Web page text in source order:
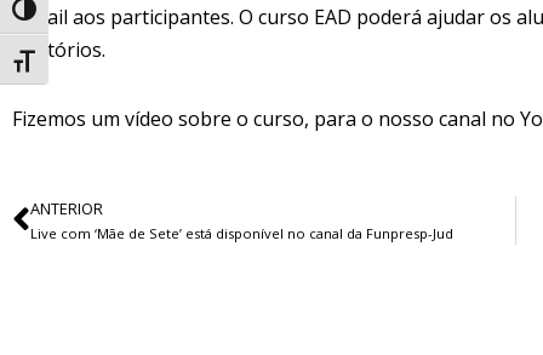
Alternar alto contraste
Alternar tamanho da fonte
e-mail aos participantes. O curso EAD poderá ajudar os
relatórios.
Fizemos um vídeo sobre o curso, para o nosso canal no
ANTERIOR
Live com ‘Mãe de Sete’ está disponível no canal da Funpresp-Jud